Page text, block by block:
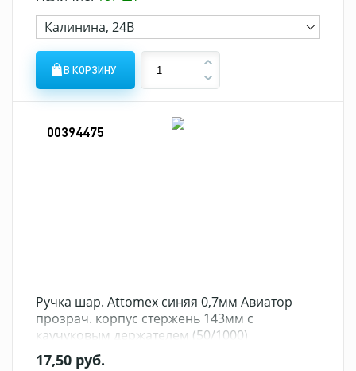
Калинина, 24В
В КОРЗИНУ
00394475
Ручка шар. Attomex синяя 0,7мм Авиатор
прозрач. корпус стержень 143мм с
каучуковым держателем (50/1000)
17,50 руб.